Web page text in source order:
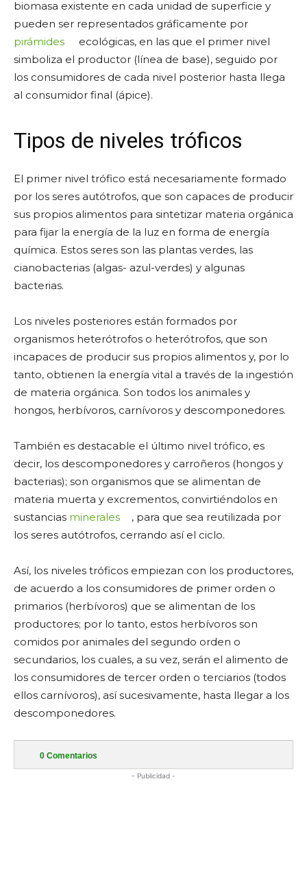
biomasa existente en cada unidad de superficie y
pueden ser representados gráficamente por
pirámides
ecológicas, en las que el primer nivel
simboliza el productor (línea de base), seguido por
los consumidores de cada nivel posterior hasta llega
al consumidor final (ápice).
Tipos de niveles tróficos
El primer nivel trófico está necesariamente formado
por los seres autótrofos, que son capaces de producir
sus propios alimentos para sintetizar materia orgánica
para fijar la energía de la luz en forma de energía
química. Estos seres son las plantas verdes, las
cianobacterias (algas- azul-verdes) y algunas
bacterias.
Los niveles posteriores están formados por
organismos heterótrofos o heterótrofos, que son
incapaces de producir sus propios alimentos y, por lo
tanto, obtienen la energía vital a través de la ingestión
de materia orgánica. Son todos los animales y
hongos, herbívoros, carnívoros y descomponedores.
También es destacable el último nivel trófico, es
decir, los descomponedores y carroñeros (hongos y
bacterias); son organismos que se alimentan de
materia muerta y excrementos, convirtiéndolos en
sustancias minerales
, para que sea reutilizada por
los seres autótrofos, cerrando así el ciclo.
Así, los niveles tróficos empiezan con los productores,
de acuerdo a los consumidores de primer orden o
primarios (herbívoros) que se alimentan de los
productores; por lo tanto, estos herbívoros son
comidos por animales del segundo orden o
secundarios, los cuales, a su vez, serán el alimento de
los consumidores de tercer orden o terciarios (todos
ellos carnívoros), así sucesivamente, hasta llegar a los
descomponedores.
0 Comentarios
- Publicidad -